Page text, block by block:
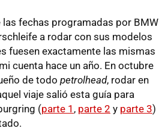
fechas programadas por BMW
a rodar con sus modelos
fuesen exactamente las mismas
cuenta hace un año. En octubre
de todo petrolhead, rodar en
viaje salió esta guía para
(parte 1 , parte 2 y parte 3)